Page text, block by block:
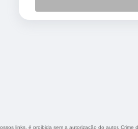
links, é proibida sem a autorização do autor.